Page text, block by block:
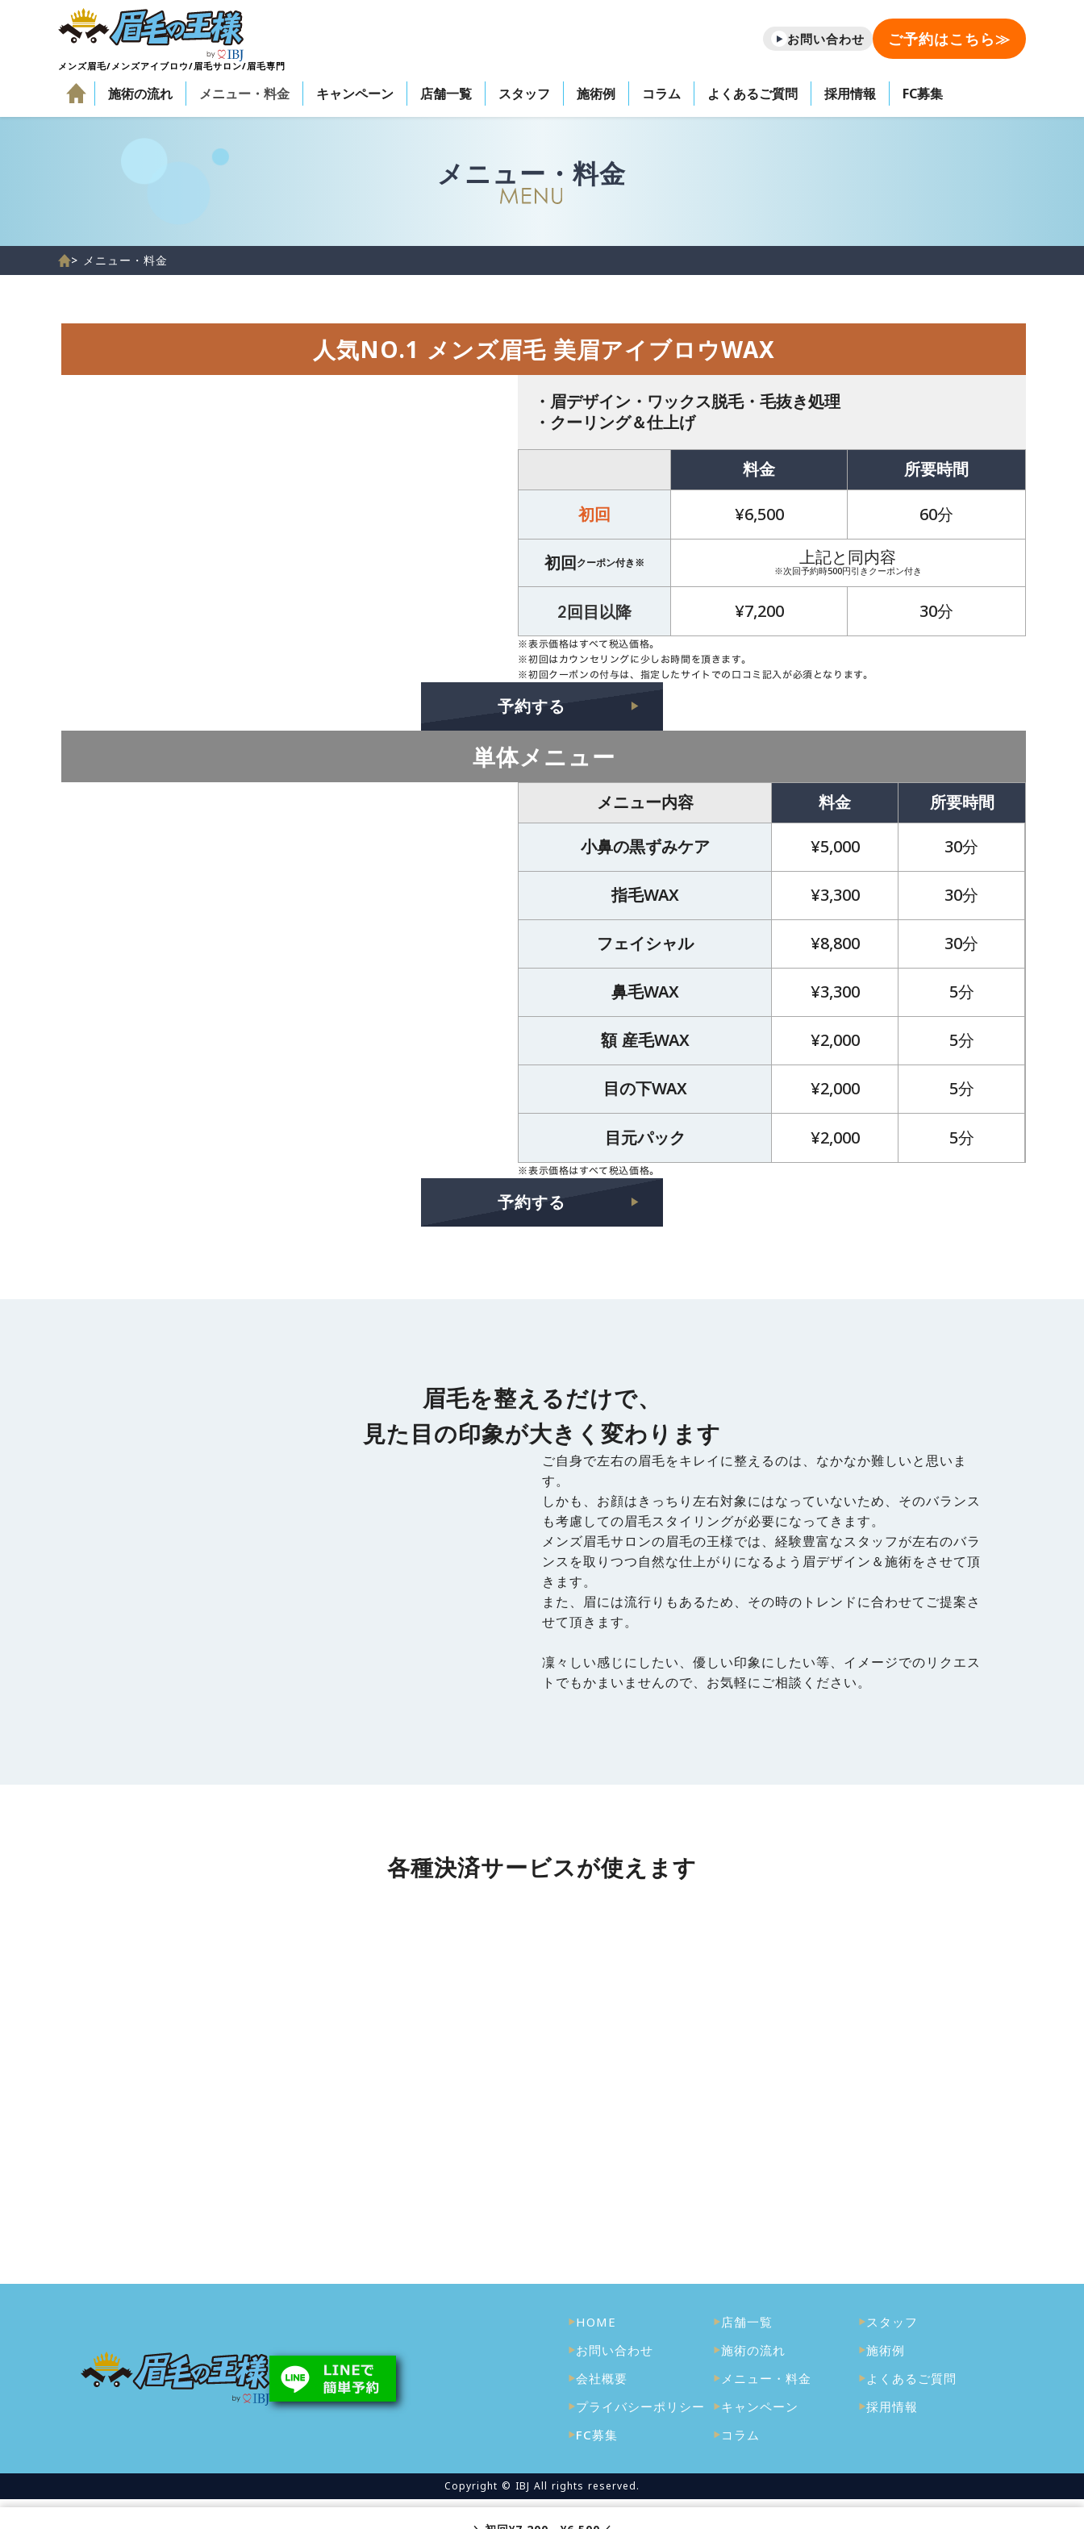
メンズ眉毛/メンズアイブロウ/眉毛サロン/眉毛専門
お問い合わせ ご予約はこちら≫
施術の流れ メニュー・料金 キャンペーン 店舗一覧 スタッフ 施術例 コラム よくあるご質問 採用情報 FC募集
メニュー・料金
> メニュー・料金
人気NO.1 メンズ眉毛 美眉アイブロウWAX
・眉デザイン ・ワックス脱毛・毛抜き処理
・クーリング＆仕上げ
料金 所要時間
初回 ¥6,500 60分
初回クーポン付き※ 上記と同内容
※次回予約時500円引きクーポン付き
2回目以降 ¥7,200 30分
※表示価格はすべて税込価格。
※初回はカウンセリングに少しお時間を頂きます。
※初回クーポンの付与は、指定したサイトでの口コミ記入が必須となります。
予約する ▶︎
単体メニュー
メニュー内容 料金 所要時間
小鼻の黒ずみケア ¥5,000 30分
指毛WAX ¥3,300 30分
フェイシャル ¥8,800 30分
鼻毛WAX ¥3,300 5分
額 産毛WAX ¥2,000 5分
目の下WAX ¥2,000 5分
目元パック ¥2,000 5分
※表示価格はすべて税込価格。
予約する ▶︎
眉毛を整えるだけで、
見た目の印象が大きく変わります
ご自身で左右の眉毛をキレイに整えるのは、なかなか難しいと思いま
す。
しかも、お顔はきっちり左右対象にはなっていないため、そのバランス
も考慮しての眉毛スタイリングが必要になってきます。
メンズ眉毛サロンの眉毛の王様では、経験豊富なスタッフが左右のバラ
ンスを取りつつ自然な仕上がりになるよう眉デザイン＆施術をさせて頂
きます。
また、眉には流行りもあるため、その時のトレンドに合わせてご提案さ
せて頂きます。
凜々しい感じにしたい、優しい印象にしたい等、イメージでのリクエス
トでもかまいませんので、お気軽にご相談ください。
各種決済サービスが使えます
HOME
お問い合わせ
会社概要
プライバシーポリシー
FC募集
店舗一覧
施術の流れ
メニュー・料金
キャンペーン
コラム
スタッフ
施術例
よくあるご質問
採用情報
Copyright © IBJ All rights reserved.